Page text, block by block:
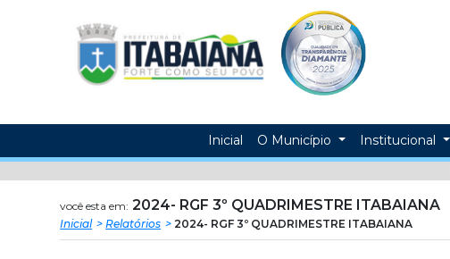
Prefeitura
Municipal
Itabaiana
Inicial O Município Institucional
você esta em: 2024- RGF 3º QUADRIMESTRE ITABAIANA
Inicial Relatórios 2024- RGF 3º QUADRIMESTRE ITABAIANA